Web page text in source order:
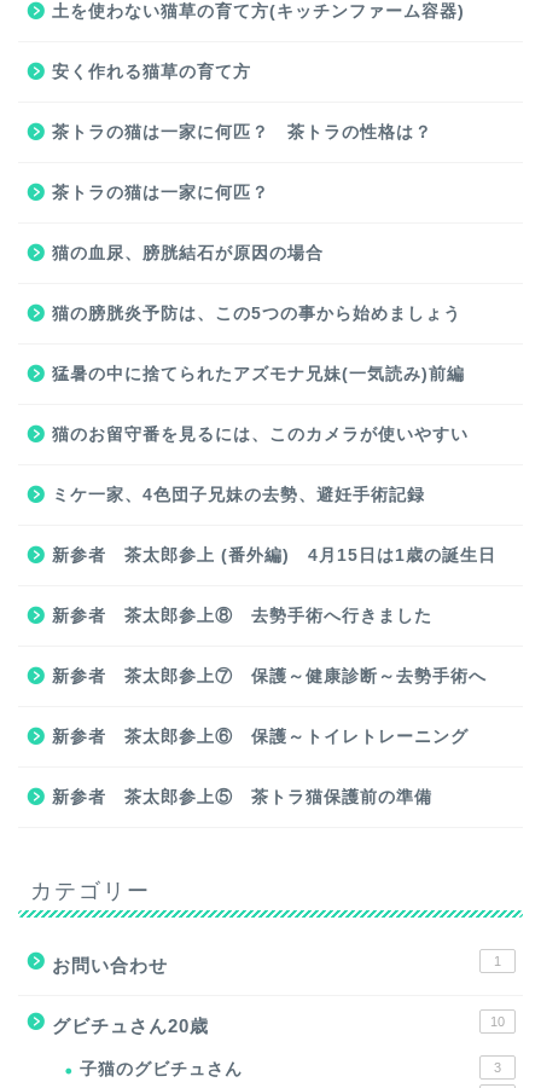
土を使わない猫草の育て方(キッチンファーム容器)
安く作れる猫草の育て方
茶トラの猫は一家に何匹？ 茶トラの性格は？
茶トラの猫は一家に何匹？
猫の血尿、膀胱結石が原因の場合
猫の膀胱炎予防は、この5つの事から始めましょう
猛暑の中に捨てられたアズモナ兄妹(一気読み)前編
猫のお留守番を見るには、このカメラが使いやすい
ミケ一家、4色団子兄妹の去勢、避妊手術記録
新参者 茶太郎参上 (番外編) 4月15日は1歳の誕生日
新参者 茶太郎参上⑧ 去勢手術へ行きました
新参者 茶太郎参上⑦ 保護～健康診断～去勢手術へ
新参者 茶太郎参上⑥ 保護～トイレトレーニング
新参者 茶太郎参上⑤ 茶トラ猫保護前の準備
カテゴリー
お問い合わせ 1
グビチュさん20歳 10
子猫のグビチュさん 3